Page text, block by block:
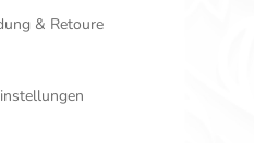
& Retoure